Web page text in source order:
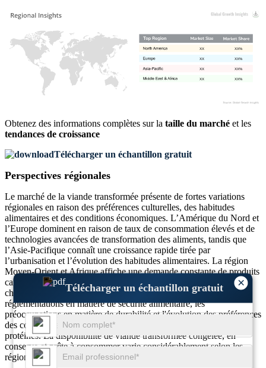
×
Télécharger un échantillon gratuit
XX%
XX
XX%
XX
XX%
XX
XX%
XX
Obtenez des informations complètes sur la taille du marché et les
tendances de croissance
Télécharger un échantillon gratuit
Perspectives régionales
Le marché de la viande transformée présente de fortes variations
régionales en raison des préférences culturelles, des habitudes
alimentaires et des conditions économiques. L’Amérique du Nord et
l’Europe dominent en raison de taux de consommation élevés et de
technologies avancées de transformation des aliments, tandis que
l’Asie-Pacifique connaît une croissance rapide tirée par
l’urbanisation et l’évolution des habitudes alimentaires. La région
Moyen-Orient et Afrique affiche une demande constante de produits
carnés transformés certifiés halal. La dynamique du marché dans
chaque région est façonnée par des facteurs tels que les
réglementations en matière de sécurité alimentaire, les
préoccupations en matière de durabilité et l'évolution des préférences
des consommateurs vers des aliments pratiques et riches en
protéines. La disponibilité de viande transformée congelée, en
conserve et prête à consommer varie considérablement selon les
régions.